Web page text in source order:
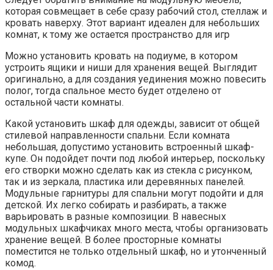
которая совмещает в себе сразу рабочий стол, стеллаж и
кровать наверху. Этот вариант идеален для небольших
комнат, к тому же остается пространство для игр
Можно установить кровать на подиуме, в котором
устроить ящики и ниши для хранения вещей. Выглядит
оригинально, а для создания уединения можно повесить
полог, тогда спальное место будет отделено от
остальной части комнаты.
Какой установить шкаф для одежды, зависит от общей
стилевой направленности спальни. Если комната
небольшая, допустимо установить встроенный шкаф-
купе. Он подойдет почти под любой интерьер, поскольку
его створки можно сделать как из стекла с рисунком,
так и из зеркала, пластика или деревянных панелей.
Модульные гарнитуры для спальни могут подойти и для
детской. Их легко собирать и разбирать, а также
варьировать в разные композиции. В навесных
модульных шкафчиках много места, чтобы организовать
хранение вещей. В более просторные комнаты
поместится не только отдельный шкаф, но и утонченный
комод.